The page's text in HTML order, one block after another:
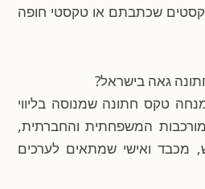
שכתבתם או טקסטי חופה
גאה בישראל?
טקס חתונה שמנוסה בליווי
המשפחתית והחברתית,
מכבד ואישי שמתאים לערכים